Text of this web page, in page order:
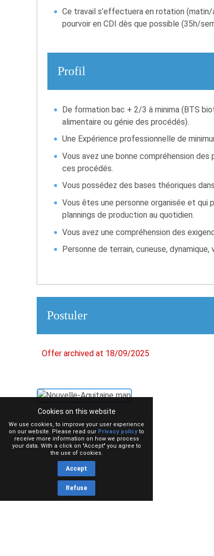
Ce travail s’effectuera en rotation
pourvoir en CDI dès que possible (35h/
Profil
De formation bac + 2/3 à minima (BTS
alimentaire ou génie des procédés).
Une Expérience professionnelle de
Vous avez une bonne compréhension
ces procédés.
Vous possédez des bases théoriques
Vous êtes une personne organisée et qui
plannings de production au quotidien.
Vous avez une compréhension des
Personne de terrain, curieuse,
Postuler
Offer archived at 18/09/2025
Cookies on this website
We use cookies, to improve your user experience
on our website. Please read our Privacy policy to
receive more information on how we process
your data. With a click on "Accept" you agree to
the use of cookies.
Accept
Refuse